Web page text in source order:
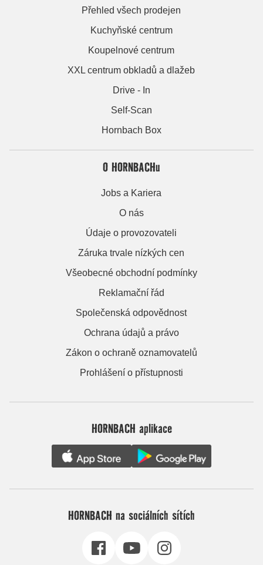
Přehled všech prodejen
Kuchyňské centrum
Koupelnové centrum
XXL centrum obkladů a dlažeb
Drive - In
Self-Scan
Hornbach Box
O HORNBACHu
Jobs a Kariera
O nás
Údaje o provozovateli
Záruka trvale nízkých cen
Všeobecné obchodní podmínky
Reklamační řád
Společenská odpovědnost
Ochrana údajů a právo
Zákon o ochraně oznamovatelů
Prohlášení o přístupnosti
HORNBACH aplikace
HORNBACH na sociálních sítích